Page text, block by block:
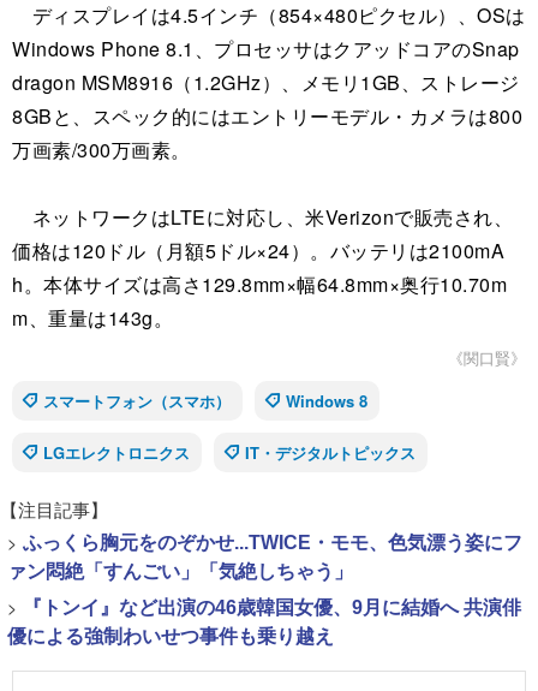
ディスプレイは4.5インチ（854×480ピクセル）、OSは
Windows Phone 8.1、プロセッサはクアッドコアのSnap
dragon MSM8916（1.2GHz）、メモリ1GB、ストレージ
8GBと、スペック的にはエントリーモデル・カメラは800
万画素/300万画素。
ネットワークはLTEに対応し、米Verizonで販売され、
価格は120ドル（月額5ドル×24）。バッテリは2100mA
h。本体サイズは高さ129.8mm×幅64.8mm×奥行10.70m
m、重量は143g。
《関口賢》
スマートフォン（スマホ）
Windows 8
LGエレクトロニクス IT・デジタルトピックス
【注目記事】
> ふっくら胸元をのぞかせ...TWICE・モモ、色気漂う姿にフ
ァン悶絶「すんごい」「気絶しちゃう」
>
『トンイ』など出演の46歳韓国女優、9月に結婚へ 共演俳
優による強制わいせつ事件も乗り越え